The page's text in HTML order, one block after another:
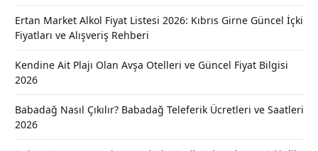
Ertan Market Alkol Fiyat Listesi 2026: Kıbrıs Girne Güncel İçki
Fiyatları ve Alışveriş Rehberi
Kendine Ait Plajı Olan Avşa Otelleri ve Güncel Fiyat Bilgisi
2026
Babadağ Nasıl Çıkılır? Babadağ Teleferik Ücretleri ve Saatleri
2026